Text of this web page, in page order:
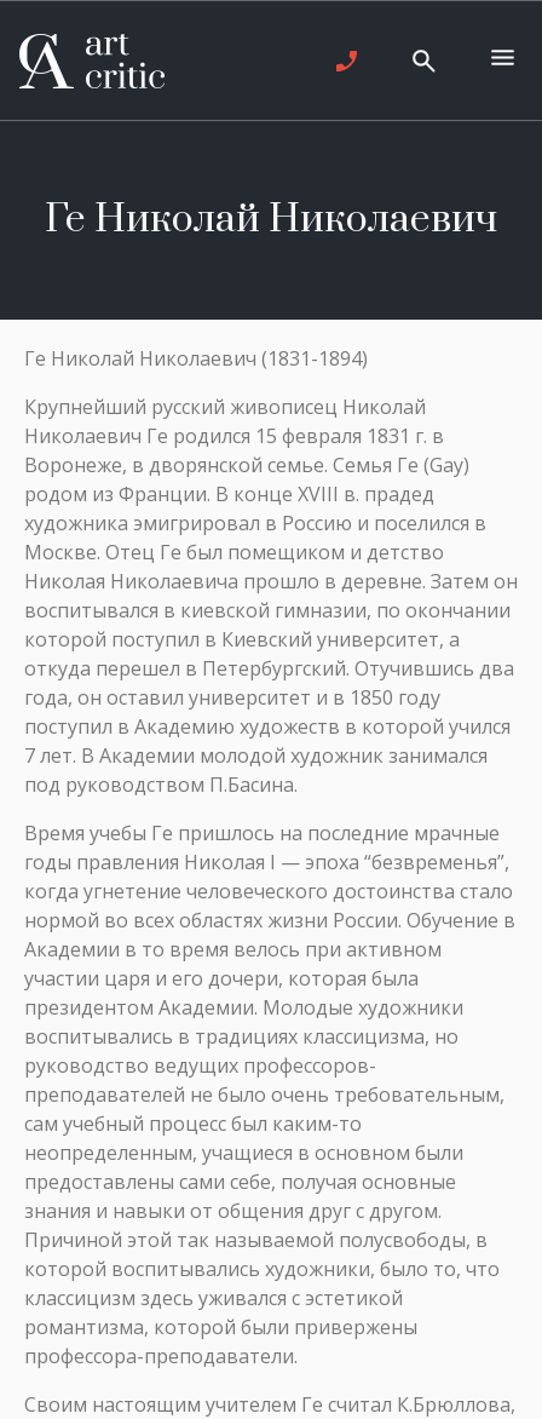
Ге Николай Николаевич
Ге Николай Николаевич (1831-1894)
Крупнейший русский живописец Николай
Николаевич Ге родился 15 февраля 1831 г. в
Воронеже, в дворянской семье. Семья Ге (Gay)
родом из Франции. В конце XVIII в. прадед
художника эмигрировал в Россию и поселился в
Москве. Отец Ге был помещиком и детство
Николая Николаевича прошло в деревне. Затем он
воспитывался в киевской гимназии, по окончании
которой поступил в Киевский университет, а
откуда перешел в Петербургский. Отучившись два
года, он оставил университет и в 1850 году
поступил в Академию художеств в которой учился
7 лет. В Академии молодой художник занимался
под руководством П.Басина.
Время учебы Ге пришлось на последние мрачные
годы правления Николая I — эпоха “безвременья”,
когда угнетение человеческого достоинства стало
нормой во всех областях жизни России. Обучение в
Академии в то время велось при активном
участии царя и его дочери, которая была
президентом Академии. Молодые художники
воспитывались в традициях классицизма, но
руководство ведущих профессоров-
преподавателей не было очень требовательным,
сам учебный процесс был каким-то
неопределенным, учащиеся в основном были
предоставлены сами себе, получая основные
знания и навыки от общения друг с другом.
Причиной этой так называемой полусвободы, в
которой воспитывались художники, было то, что
классицизм здесь уживался с эстетикой
романтизма, которой были привержены
профессора-преподаватели.
Своим настоящим учителем Ге считал К.Брюллова,